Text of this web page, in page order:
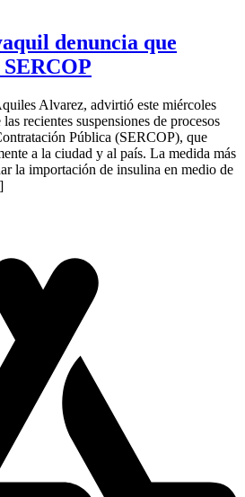
denuncia que
SERCOP
Alvarez, advirtió este miércoles
recientes suspensiones de procesos
Pública (SERCOP), que
a la ciudad y al país. La medida más
la importación de insulina en medio de